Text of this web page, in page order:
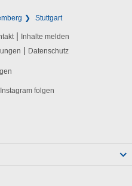
Stuttgart
| Inhalte melden
| Datenschutz
folgen